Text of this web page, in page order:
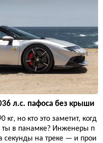
л.с. пафоса без крыши
кг, но кто это заметит, когд
ты в панамке? Инженеры п
секунды на треке — и прои